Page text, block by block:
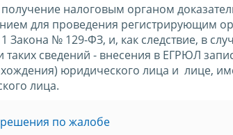
налоговым органом
для проведения регистрирующим
Закона № 129-ФЗ, и, как следствие, в
таких сведений - внесения в ЕГРЮЛ
юридического лица и лице,
лица.
по жалобе